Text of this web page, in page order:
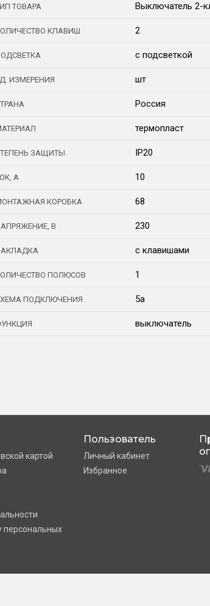
ТОВАРА Выключатель 2-
КЛАВИШ 2
с подсветкой
ИЗМЕРЕНИЯ шт
Россия
термопласт
ЗАЩИТЫ IP20
А 10
КОРОБКА 68
В 230
с клавишами
ПОЛЮСОВ 1
ПОДКЛЮЧЕНИЯ 5a
выключатель
картой
персональных
Пользователь
Личный кабинет
Избранное